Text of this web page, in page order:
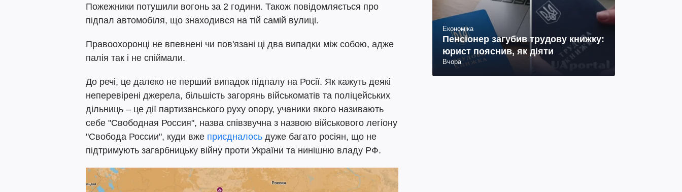
Пожежники потушили вогонь за 2 години. Також повідомляється про
підпал автомобіля, що знаходився на тій самій вулиці.
Правоохоронці не впевнені чи пов'язані ці два випадки між собою, адже
палія так і не спіймали.
До речі, це далеко не перший випадок підпалу на Росії. Як кажуть деякі
неперевірені джерела, більшість загорянь військоматів та поліцейських
дільниць – це дії партизанського руху опору, учаники якого називають
себе "Свободная Россия", назва співзвучна з назвою військового легіону
"Свобода России", куди вже приєдналось дуже багато росіян, що не
підтримують загарбницьку війну проти України та нинішню владу РФ.
Економіка
Пенсіонер загубив трудову книжку:
юрист пояснив, як діяти
Вчора